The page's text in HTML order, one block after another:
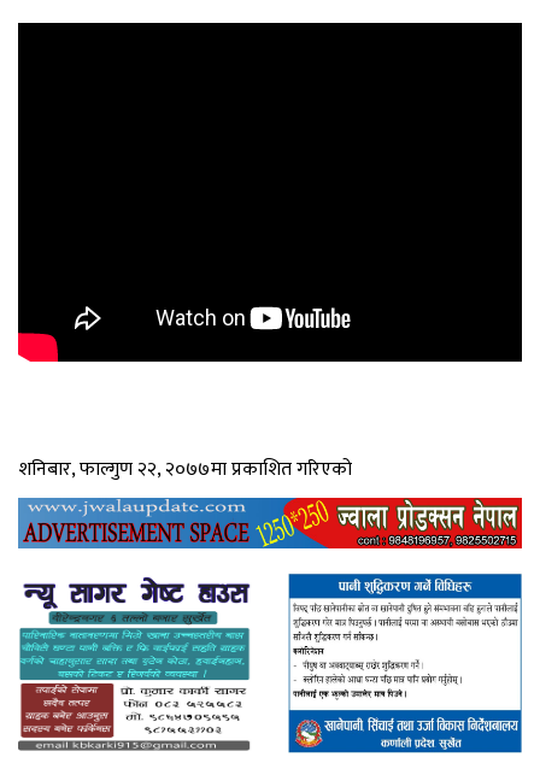
शनिबार, फाल्गुण २२, २०७७मा प्रकाशित गरिएको